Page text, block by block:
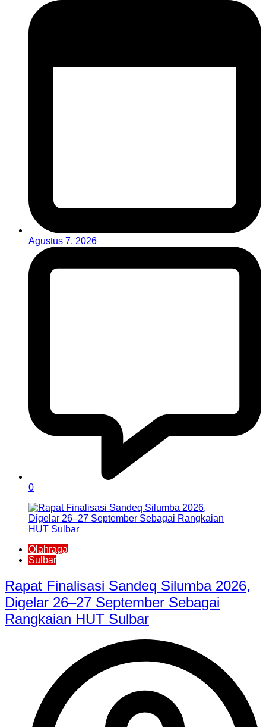
Agustus 7, 2026
0
Olahraga
Sulbar
Rapat Finalisasi Sandeq Silumba 2026,
Digelar 26–27 September Sebagai
Rangkaian HUT Sulbar